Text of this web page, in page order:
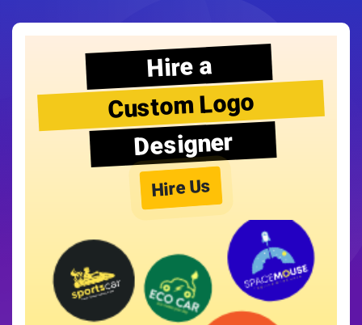
Hire a
Custom Logo
Designer
Hire Us